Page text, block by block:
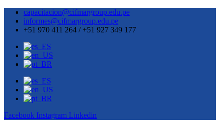
capacitacion@cifmargroup.edu.pe
informes@cifmargroup.edu.pe
+51 970 411 264 / +51 927 349 177
Facebook Instagram Linkedin